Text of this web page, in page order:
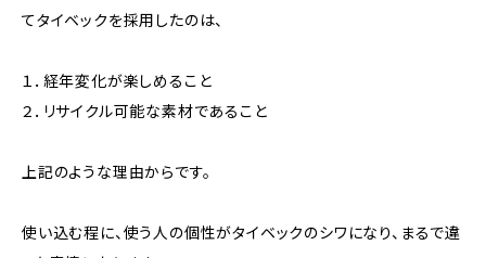
てタイベックを採用したのは、
１．経年変化が楽しめること
２．リサイクル可能な素材であること
上記のような理由からです。
使い込む程に、使う人の個性がタイベックのシワになり、まるで違